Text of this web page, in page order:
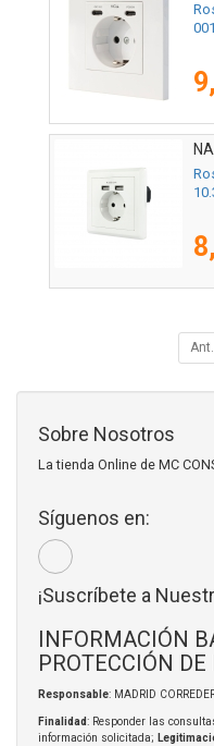
Ant.
Sobre Nosotros
La tienda Online de MC
Síguenos en:
¡Suscríbete a
INFORMACIÓN
PROTECCIÓN DE
Responsable: MADRID
Finalidad: Responder las
información solicitada;